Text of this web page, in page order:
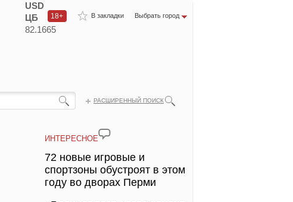
В закладки Выбрать город
18+
USD
ЦБ
82.1665
РАСШИРЕННЫЙ ПОИСК
ИНТЕРЕСНОЕ
72 новые игровые и
спортзоны обустроят в этом
году во дворах Перми